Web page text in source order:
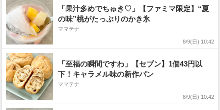
「果汁多めでちゅき♡」【ファミマ限定】“夏
の味”桃がたっぷりのかき氷
ママテナ
8/9(日) 10:42
「至福の瞬間ですわ」【セブン】1個43円以
下！キャラメル味の新作パン
ママテナ
8/9(日) 10:42